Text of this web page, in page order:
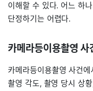
이해할 수 있다. 어느 하
단정하기는 어렵다.
카메라등이용촬영
카메라등이용촬영 사건
촬영 각도, 촬영 당시 상